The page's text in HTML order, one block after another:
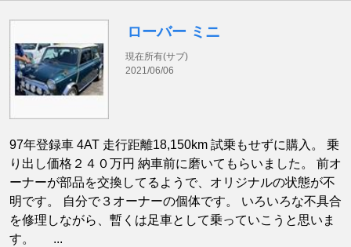
ローバー ミニ
現在所有(サブ)
2021/06/06
97年登録車 4AT 走行距離18,150km 試乗もせずに購入。 乗
り出し価格２４０万円 納車前に磨いてもらいました。 前オ
ーナーが部品を交換してるようで、オリジナルの状態が不
明です。 自分で３オーナーの個体です。 いろいろな不具合
を修理しながら、暫くは足車として乗っていこうと思いま
す。 ...